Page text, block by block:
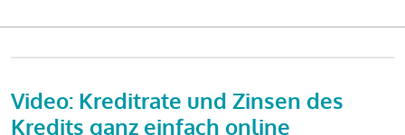
Video: Kreditrate und Zinsen des
Kredits ganz einfach online